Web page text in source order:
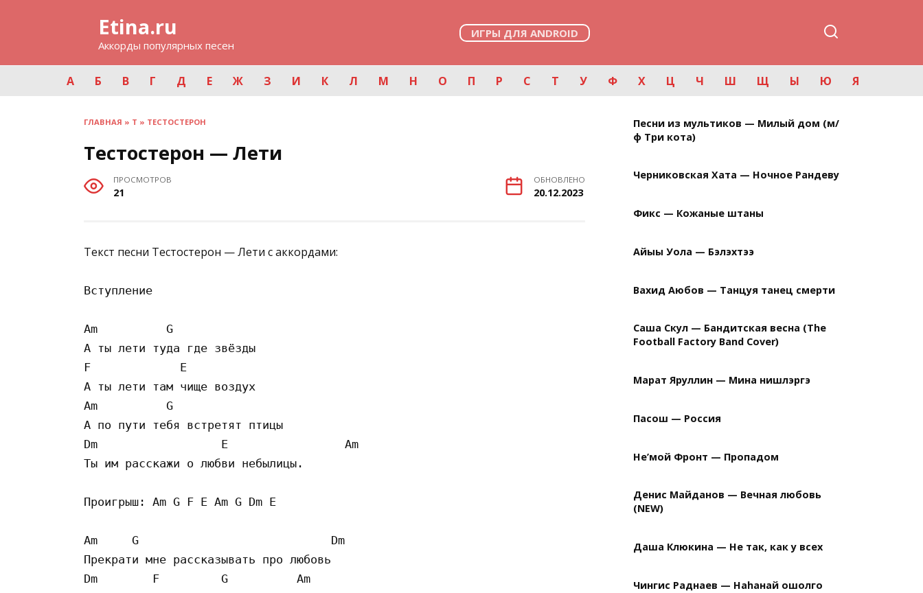
Etina.ru
Аккорды популярных песен
ИГРЫ ДЛЯ ANDROID
А Б В Г Д Е Ж З И К Л М Н О П Р С Т У Ф Х Ц Ч Ш Щ Ы Ю Я
ГЛАВНАЯ » Т » ТЕСТОСТЕРОН
Тестостерон — Лети
ПРОСМОТРОВ
21
ОБНОВЛЕНО
20.12.2023
Текст песни Тестостерон — Лети с аккордами:
Вступление
Am          G
А ты лети туда где звёзды
F             E
А ты лети там чище воздух
Am          G
А по пути тебя встретят птицы
Dm                  E                 Am
Ты им расскажи о любви небылицы.
Проигрыш: Am G F E Am G Dm E
Am     G                            Dm
Прекрати мне рассказывать про любовь
Dm        F         G          Am
Песни из мультиков — Милый дом (м/
ф Три кота)
Черниковская Хата — Ночное Рандеву
Фикс — Кожаные штаны
Айыы Уола — Бэлэхтээ
Вахид Аюбов — Танцуя танец смерти
Саша Скул — Бандитская весна (The
Football Factory Band Cover)
Марат Яруллин — Мина нишлэргэ
Пасош — Россия
Не’мой Фронт — Пропадом
Денис Майданов — Вечная любовь
(NEW)
Даша Клюкина — Не так, как у всех
Чингис Раднаев — Наhанай ошолго